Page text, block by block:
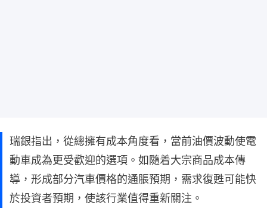
瑞銀指出，從總擁有成本角度看，當前油價波動使電
動車成為更受歡迎的選項。如隨着大宗商品成本傳
導，形成部分汽車價格的通脹預期，需求復甦可能快
於投資者預期，使該行業值得重新關注。